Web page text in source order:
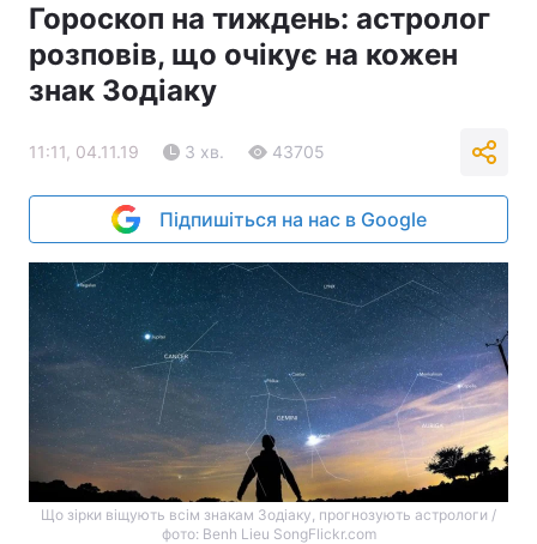
Гороскоп на тиждень: астролог
розповів, що очікує на кожен
знак Зодіаку
11:11, 04.11.19 3 хв. 43705
Підпишіться на нас в Google
Що зірки віщують всім знакам Зодіаку, прогнозують астрологи /
фото: Benh Lieu SongFlickr.com